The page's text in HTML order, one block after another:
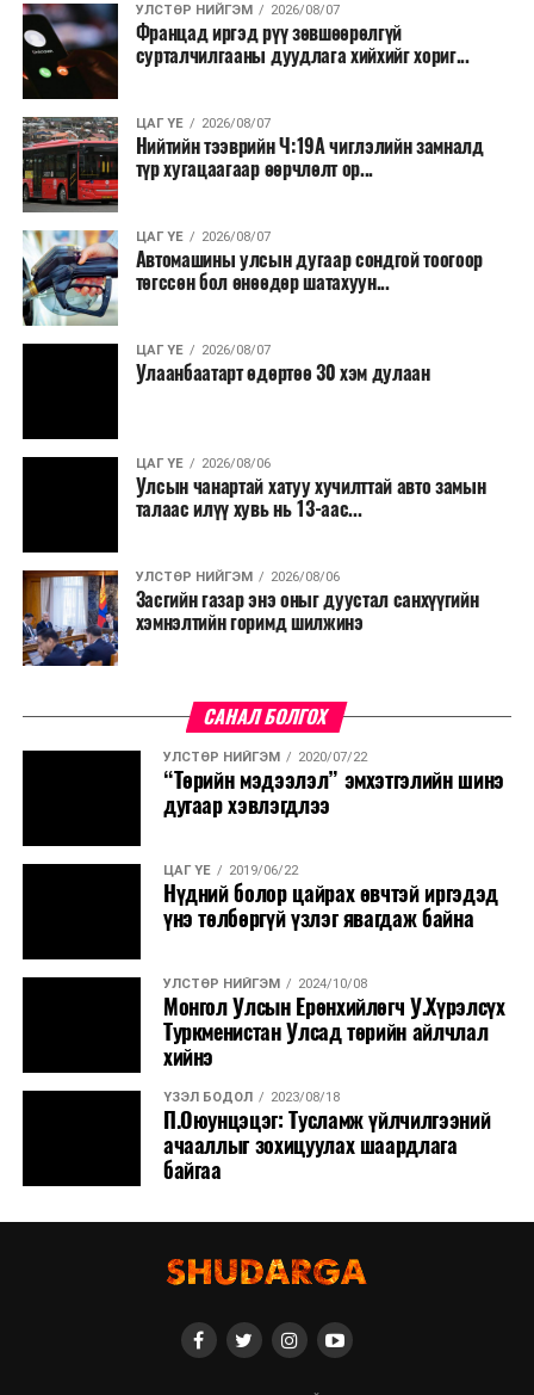
УЛСТӨР НИЙГЭМ 2026/08/07
Францад иргэд рүү зөвшөөрөлгүй
сурталчилгааны дуудлага хийхийг хориг...
ЦАГ ҮЕ 2026/08/07
Нийтийн тээврийн Ч:19А чиглэлийн замналд
түр хугацаагаар өөрчлөлт ор...
ЦАГ ҮЕ 2026/08/07
Автомашины улсын дугаар сондгой тоогоор
төгссөн бол өнөөдөр шатахуун...
ЦАГ ҮЕ 2026/08/07
Улаанбаатарт өдөртөө 30 хэм дулаан
ЦАГ ҮЕ 2026/08/06
Улсын чанартай хатуу хучилттай авто замын
талаас илүү хувь нь 13-аас...
УЛСТӨР НИЙГЭМ 2026/08/06
Засгийн газар энэ оныг дуустал санхүүгийн
хэмнэлтийн горимд шилжинэ
САНАЛ БОЛГОХ
УЛСТӨР НИЙГЭМ 2020/07/22
“Төрийн мэдээлэл” эмхэтгэлийн шинэ
дугаар хэвлэгдлээ
ЦАГ ҮЕ 2019/06/22
Нүдний болор цайрах өвчтэй иргэдэд
үнэ төлбөргүй үзлэг явагдаж байна
УЛСТӨР НИЙГЭМ 2024/10/08
Монгол Улсын Ерөнхийлөгч У.Хүрэлсүх
Туркменистан Улсад төрийн айлчлал
хийнэ
ҮЗЭЛ БОДОЛ 2023/08/18
П.Оюунцэцэг: Тусламж үйлчилгээний
ачааллыг зохицуулах шаардлага
байгаа